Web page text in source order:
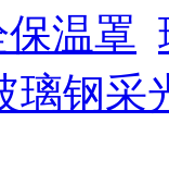
温罩
璃钢采